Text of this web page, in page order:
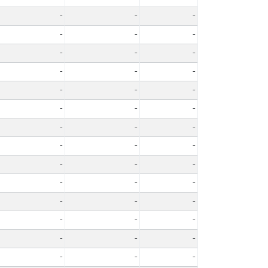
-
-
-
-
-
-
-
-
-
-
-
-
-
-
-
-
-
-
-
-
-
-
-
-
-
-
-
-
-
-
-
-
-
-
-
-
-
-
-
-
- -